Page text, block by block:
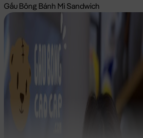
Gấu Bông Bánh Mì Sandwich